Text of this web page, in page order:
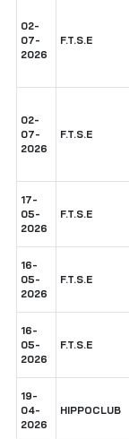
02-
07-
2026
F.T.S.E
02-
07-
2026
F.T.S.E
17-
05-
2026
F.T.S.E
16-
05-
2026
F.T.S.E
16-
05-
2026
F.T.S.E
19-
04-
2026
HIPPOCLUB